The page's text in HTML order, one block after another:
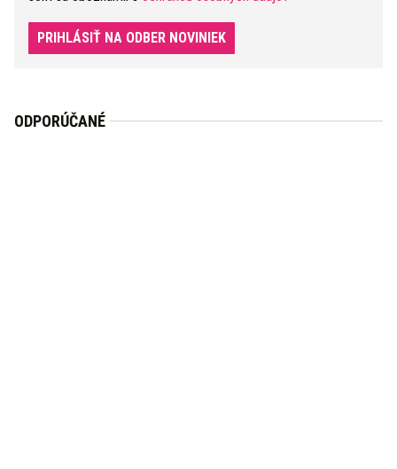
PRIHLÁSIŤ NA ODBER NOVINIEK
ODPORÚČANÉ